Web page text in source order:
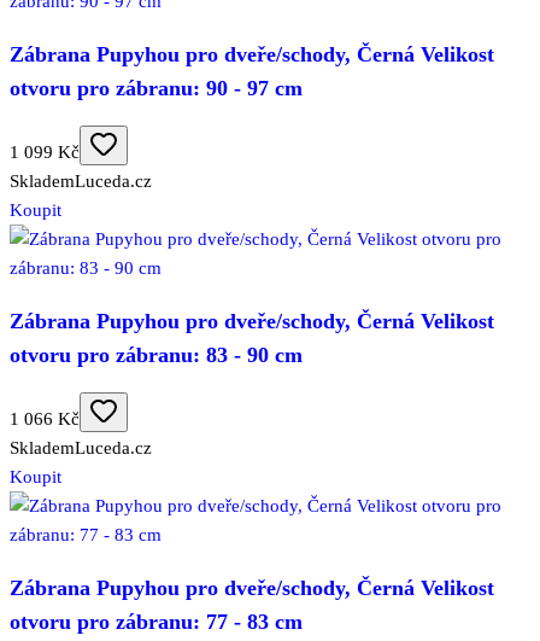
Zábrana Pupyhou pro dveře/schody, Černá Velikost
otvoru pro zábranu: 90 - 97 cm
1 099 Kč
SklademLuceda.cz
Koupit
Zábrana Pupyhou pro dveře/schody, Černá Velikost
otvoru pro zábranu: 83 - 90 cm
1 066 Kč
SklademLuceda.cz
Koupit
Zábrana Pupyhou pro dveře/schody, Černá Velikost
otvoru pro zábranu: 77 - 83 cm